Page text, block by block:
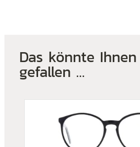
Das könnte
gefallen …